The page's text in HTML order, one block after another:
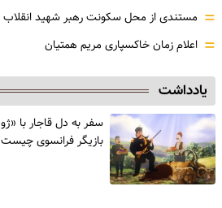
= مستندی از محل سکونت رهبر شهید انقلاب
= اعلام زمان خاکسپاری مریم همتیان
یادداشت
سفر به دل قاجار با
‌بازیگر فرانسوی